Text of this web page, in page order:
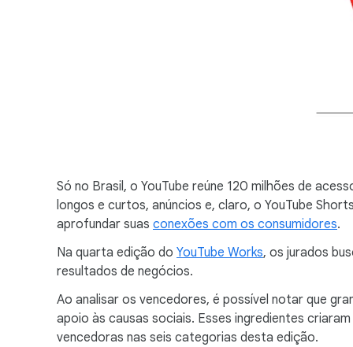
Só no Brasil, o YouTube reúne 120 milhões de
longos e curtos, anúncios e, claro, o YouTube
aprofundar suas conexões com os consumidores.
Na quarta edição do YouTube Works, os jurados
resultados de negócios.
Ao analisar os vencedores, é possível notar que
apoio às causas sociais. Esses ingredientes
vencedoras nas seis categorias desta edição.